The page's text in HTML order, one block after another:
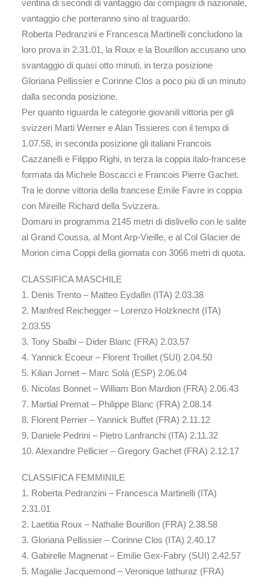
ventina di secondi di vantaggio dai compagni di nazionale,
vantaggio che porteranno sino al traguardo.
Roberta Pedranzini e Francesca Martinelli concludono la
loro prova in 2.31.01, la Roux e la Bourillon accusano uno
svantaggio di quasi otto minuti, in terza posizione
Gloriana Pellissier e Corinne Clos a poco più di un minuto
dalla seconda posizione.
Per quanto riguarda le categorie giovanili vittoria per gli
svizzeri Marti Werner e Alan Tissieres con il tempo di
1.07.58, in seconda posizione gli italiani Francois
Cazzanelli e Filippo Righi, in terza la coppia italo-francese
formata da Michele Boscacci e Francois Pierre Gachet.
Tra le donne vittoria della francese Emile Favre in coppia
con Mireille Richard della Svizzera.
Domani in programma 2145 metri di dislivello con le salite
al Grand Coussa, al Mont Arp-Vieille, e al Col Glacier de
Morion cima Coppi della giornata con 3066 metri di quota.
CLASSIFICA MASCHILE
1. Denis Trento – Matteo Eydallin (ITA) 2.03.38
2. Manfred Reichegger – Lorenzo Holzknecht (ITA)
2.03.55
3. Tony Sbalbi – Dider Blanc (FRA) 2.03.57
4. Yannick Ecoeur – Florent Troillet (SUI) 2.04.50
5. Kilian Jornet – Marc Solà (ESP) 2.06.04
6. Nicolas Bonnet – William Bon Mardion (FRA) 2.06.43
7. Martial Premat – Philippe Blanc (FRA) 2.08.14
8. Florent Perrier – Yannick Buffet (FRA) 2.11.12
9. Daniele Pedrini – Pietro Lanfranchi (ITA) 2.11.32
10. Alexandre Pellicier – Gregory Gachet (FRA) 2.12.17
CLASSIFICA FEMMINILE
1. Roberta Pedranzini – Francesca Martinelli (ITA)
2.31.01
2. Laetitia Roux – Nathalie Bourillon (FRA) 2.38.58
3. Gloriana Pellissier – Corinne Clos (ITA) 2.40.17
4. Gabirelle Magnenat – Emilie Gex-Fabry (SUI) 2.42.57
5. Magalie Jacquemond – Veronique lathuraz (FRA)